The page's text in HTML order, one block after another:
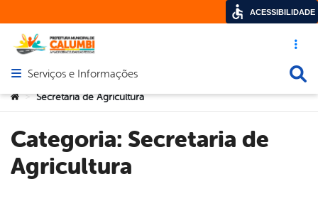
Acesso
Abrir menu principal de navegação
Serviços e Informações
Você está aqui:
> Secretaria de Agricultura
Categoria: Secretaria de
Agricultura
ACESSIBILIDADE